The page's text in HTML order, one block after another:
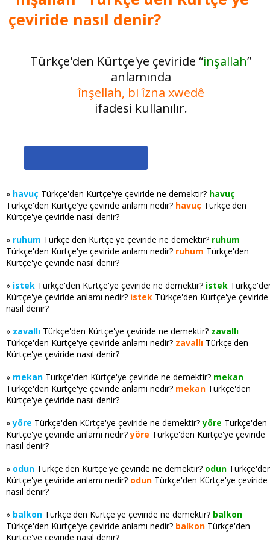
çeviride nasıl denir?
Türkçe'den Kürtçe'ye çeviride “inşallah”
anlamında
înşellah, bi îzna xwedê
ifadesi kullanılır.
» havuç Türkçe'den Kürtçe'ye çeviride ne demektir? havuç
Türkçe'den Kürtçe'ye çeviride anlamı nedir? havuç Türkçe'den
Kürtçe'ye çeviride nasıl denir?
» ruhum Türkçe'den Kürtçe'ye çeviride ne demektir? ruhum
Türkçe'den Kürtçe'ye çeviride anlamı nedir? ruhum Türkçe'den
Kürtçe'ye çeviride nasıl denir?
» istek Türkçe'den Kürtçe'ye çeviride ne demektir? istek
Kürtçe'ye çeviride anlamı nedir? istek Türkçe'den Kürtçe'ye çeviride
nasıl denir?
» zavallı Türkçe'den Kürtçe'ye çeviride ne demektir? zavallı
Türkçe'den Kürtçe'ye çeviride anlamı nedir? zavallı Türkçe'den
Kürtçe'ye çeviride nasıl denir?
» mekan Türkçe'den Kürtçe'ye çeviride ne demektir? mekan
Türkçe'den Kürtçe'ye çeviride anlamı nedir? mekan Türkçe'den
Kürtçe'ye çeviride nasıl denir?
»yöre Türkçe'den Kürtçe'ye çeviride ne demektir?yöre Türkçe'den
Kürtçe'ye çeviride anlamı nedir?yöre Türkçe'den Kürtçe'ye çeviride
nasıl denir?
» odun Türkçe'den Kürtçe'ye çeviride ne demektir? odun
Kürtçe'ye çeviride anlamı nedir? odun Türkçe'den Kürtçe'ye çeviride
nasıl denir?
» balkon Türkçe'den Kürtçe'ye çeviride ne demektir? balkon
Türkçe'den Kürtçe'ye çeviride anlamı nedir? balkon Türkçe'den
Kürtçe'ye çeviride nasıl denir?